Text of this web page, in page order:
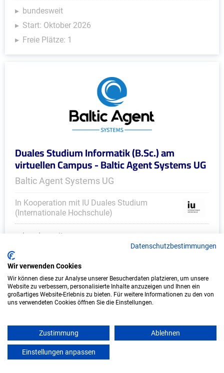
bundesweit
Start: Oktober 2026
Freie Plätze: 1
Duales Studium Informatik (B.Sc.) am
virtuellen Campus - Baltic Agent Systems UG
Baltic Agent Systems UG
In Kooperation mit IU Duales Studium
(Internationale Hochschule)
bundesweit
Freie Plätze: 1
KFZ - Ausbildungsplätze
Datenschutzbestimmungen
Wir verwenden Cookies
Wir können diese zur Analyse unserer Besucherdaten platzieren, um unsere
Website zu verbessern, personalisierte Inhalte anzuzeigen und Ihnen ein
großartiges Website-Erlebnis zu bieten. Für weitere Informationen zu den von
uns verwendeten Cookies öffnen Sie die Einstellungen.
Zustimmung Ablehnen
Einstellungen anpassen